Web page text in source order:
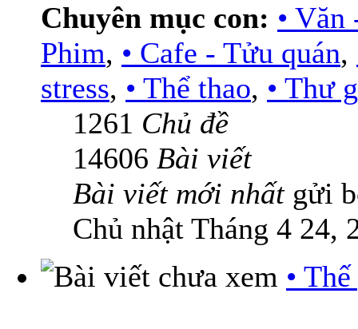
Chuyên mục con: • Văn
Phim, • Cafe - Tửu quán,
stress, • Thể thao, • Thư
1261 Chủ đề
14606 Bài viết
Bài viết mới nhấtgửi
Chủ nhật Tháng 4 24,
•